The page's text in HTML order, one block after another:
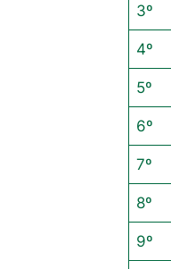
3º
4º
5º
6º
7º
8º
9º